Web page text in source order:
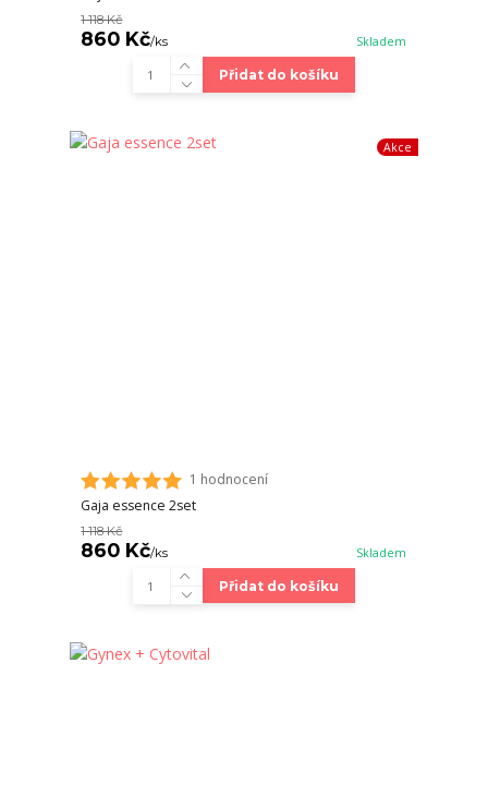
1 118 Kč
860 Kč/ks Skladem
Přidat do košíku
Akce
1 hodnocení
Gaja essence 2set
1 118 Kč
860 Kč/ks Skladem
Přidat do košíku